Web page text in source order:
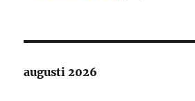
augusti 2026